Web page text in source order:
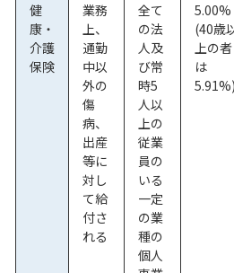
健
康・
介護
保険
業務
上、
通勤
中以
外の
傷
病、
出産
等に
対し
て給
付さ
れる
全て
の法
人及
び常
時5
人以
上の
従業
員の
いる
一定
の業
種の
個人
5.00%
(40歳
上の者
は
5.91%)